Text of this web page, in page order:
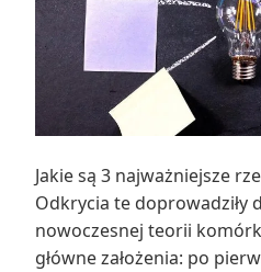
Jakie są 3 najważniejsze
Odkrycia te doprowadziły
nowoczesnej teorii
główne założenia: po